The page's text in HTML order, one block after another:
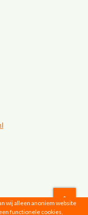
wij alleen anoniem website
functionele cookies,